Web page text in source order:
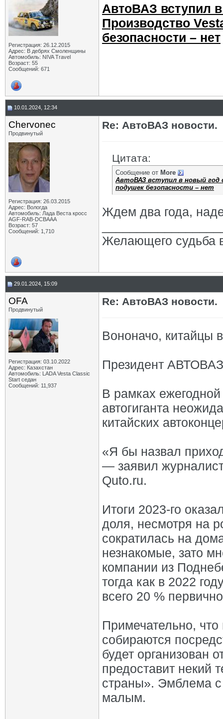
Регистрация: 26.12.2015
Адрес: В дебрях Смоленщины
Автомобиль: NIVA Travel
Возраст: 55
Сообщений: 671
АвтоВАЗ вступил
Производство
безопасности – нет
10.01.2024, 12:34
Chervonec
Продвинутый
Регистрация: 26.03.2015
Адрес: Вологда
Автомобиль: Лада Веста кросс
AGF-RAB-DCBAAA
Возраст: 57
Сообщений: 1,710
Re: АвтоВАЗ новости.
Цитата:
Сообщение от More
АвтоВАЗ вступил в новый год
подушек безопасности – нет
Ждем два года,
Желающего судьба
29.01.2024, 15:09
OFA
Продвинутый
Регистрация: 03.10.2022
Адрес: Казахстан
Автомобиль: LADA Vesta Classic
Start седан
Сообщений: 11,937
Re: АвтоВАЗ новости.
Вононачо, китайцы
Президент
В рамках ежегодной
автогиганта
китайских
«Я бы назвал
— заявил
Quto.ru.
Итоги 2023-го
доля, несмотря на
сократилась на
незнакомые, зато
компании из
тогда как в 2022
всего 20 %
Примечательно, что
собираются
будет организован
предоставит некий
страны». Эмблема
малым.